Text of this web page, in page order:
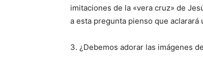
imitaciones de la «vera cruz» de
a esta pregunta pienso que aclarará
3. ¿Debemos adorar las imágenes